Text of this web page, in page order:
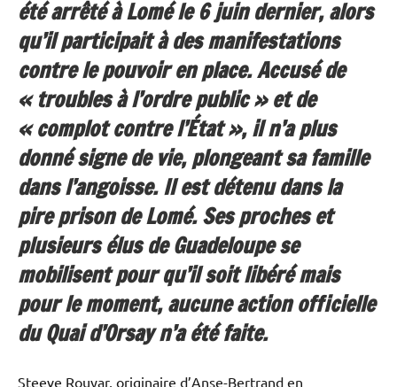
été arrêté à Lomé le 6 juin dernier, alors
qu’il participait à des manifestations
contre le pouvoir en place. Accusé de
« troubles à l’ordre public » et de
« complot contre l’État », il n’a plus
donné signe de vie, plongeant sa famille
dans l’angoisse. Il est détenu dans la
pire prison de Lomé. Ses proches et
plusieurs élus de Guadeloupe se
mobilisent pour qu’il soit libéré mais
pour le moment, aucune action officielle
du Quai d’Orsay n’a été faite.
Steeve Rouyar, originaire d’Anse-Bertrand en